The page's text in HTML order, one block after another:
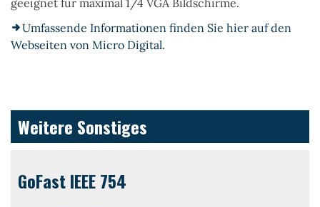
geeignet für maximal 1/4 VGA Bildschirme.
Umfassende Informationen finden Sie hier auf den
Webseiten von Micro Digital.
Weitere Sonstiges
GoFast IEEE 754